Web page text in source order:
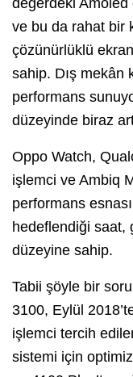
ve bu da rahat bir
çözünürlüklü
sahip. Dış mekân
performans
düzeyinde biraz
Oppo Watch,
işlemci ve Ambiq
performans
hedeflendiği saat,
düzeyine sahip.
Tabii şöyle bir
3100, Eylül
işlemci tercih
sistemi için